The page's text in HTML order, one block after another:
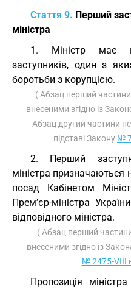
Стаття 9. Перший
міністра
1. Міністр має
заступників, один з
боротьби з корупцією.
( Абзац перший частини
внесеними згідно із
Абзац другий частини
підставі Закону №
2. Перший
міністра призначаються
посад Кабінетом
Прем’єр-міністра
відповідного міністра.
( Абзац перший частини
внесеними згідно із
№ 2475-VIII
Пропозиція